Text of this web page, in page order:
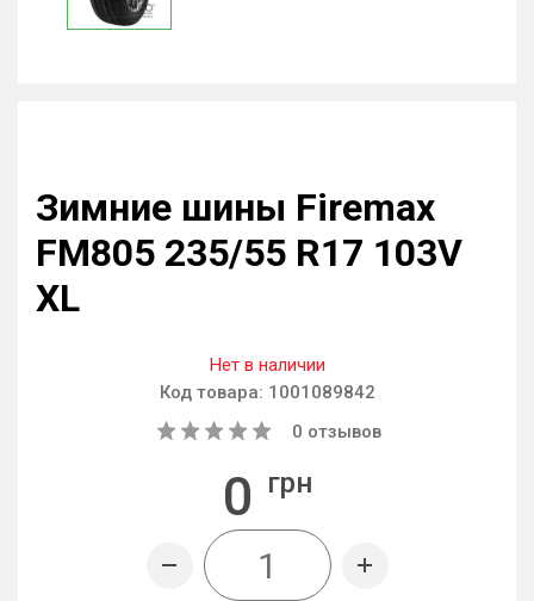
Зимние шины Firemax
FM805 235/55 R17 103V
XL
Нет в наличии
Код товара: 1001089842
0 отзывов
0 грн